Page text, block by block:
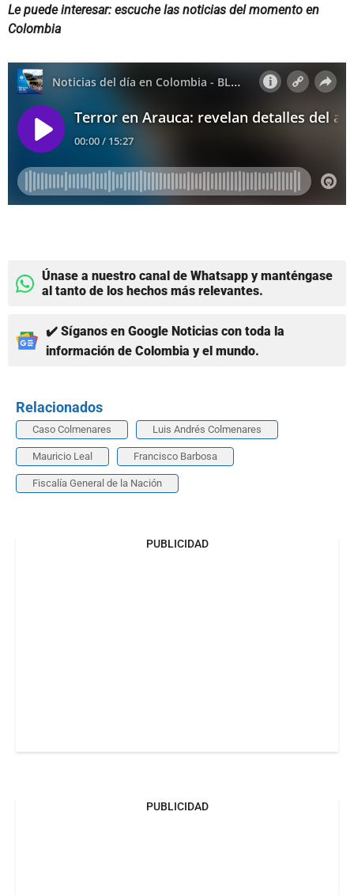
Le puede interesar: escuche las noticias del momento en
Colombia
Únase a nuestro canal de Whatsapp y manténgase
al tanto de los hechos más relevantes.
✔️ Síganos en Google Noticias con toda la
información de Colombia y el mundo.
Relacionados
Caso Colmenares Luis Andrés Colmenares
Mauricio Leal Francisco Barbosa
Fiscalía General de la Nación
PUBLICIDAD
PUBLICIDAD